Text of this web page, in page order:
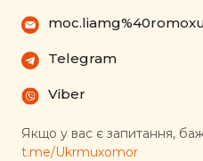
Telegram
Viber
Якщо у вас є запитання,
t.me/Ukrmuxomor